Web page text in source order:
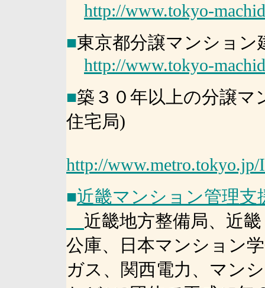
http://www.tokyo-
■東京都分譲マンショ
http://www.tokyo-
■築３０年以上の分譲マ
住宅局)
http://
■近畿マンション管理支
近畿地方整備局、近
公庫、日本マンション
ガス、関西電力、マン